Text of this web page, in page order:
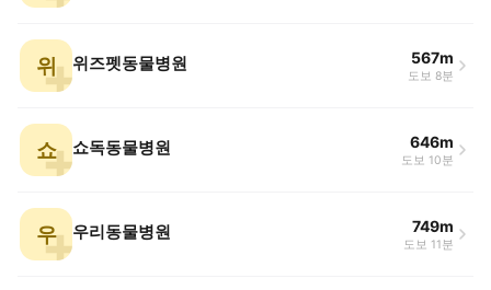
위 위즈펫동물병원 567m
도보 8분
쇼 쇼독동물병원 646m
도보 10분
우 우리동물병원 749m
도보 11분